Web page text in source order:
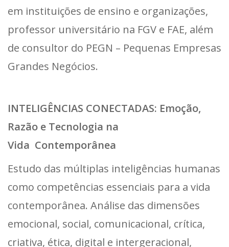
em instituições de ensino e organizações,
professor universitário na FGV e FAE, além
de consultor do PEGN – Pequenas Empresas
Grandes Negócios.
INTELIGÊNCIAS CONECTADAS: Emoção,
Razão e Tecnologia na
Vida Contemporânea
Estudo das múltiplas inteligências humanas
como competências essenciais para a vida
contemporânea. Análise das dimensões
emocional, social, comunicacional, crítica,
criativa, ética, digital e intergeracional,